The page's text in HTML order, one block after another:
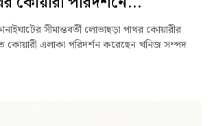
সীমান্তবর্তী লোভাছড়া পাথর কোয়ারীর
কোয়ারী এলাকা পরিদর্শন করেছেন খনিজ সম্পদ